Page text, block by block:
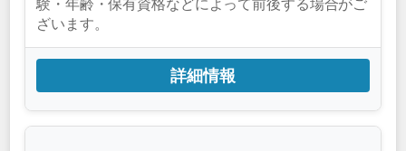
ざいます。
詳細情報